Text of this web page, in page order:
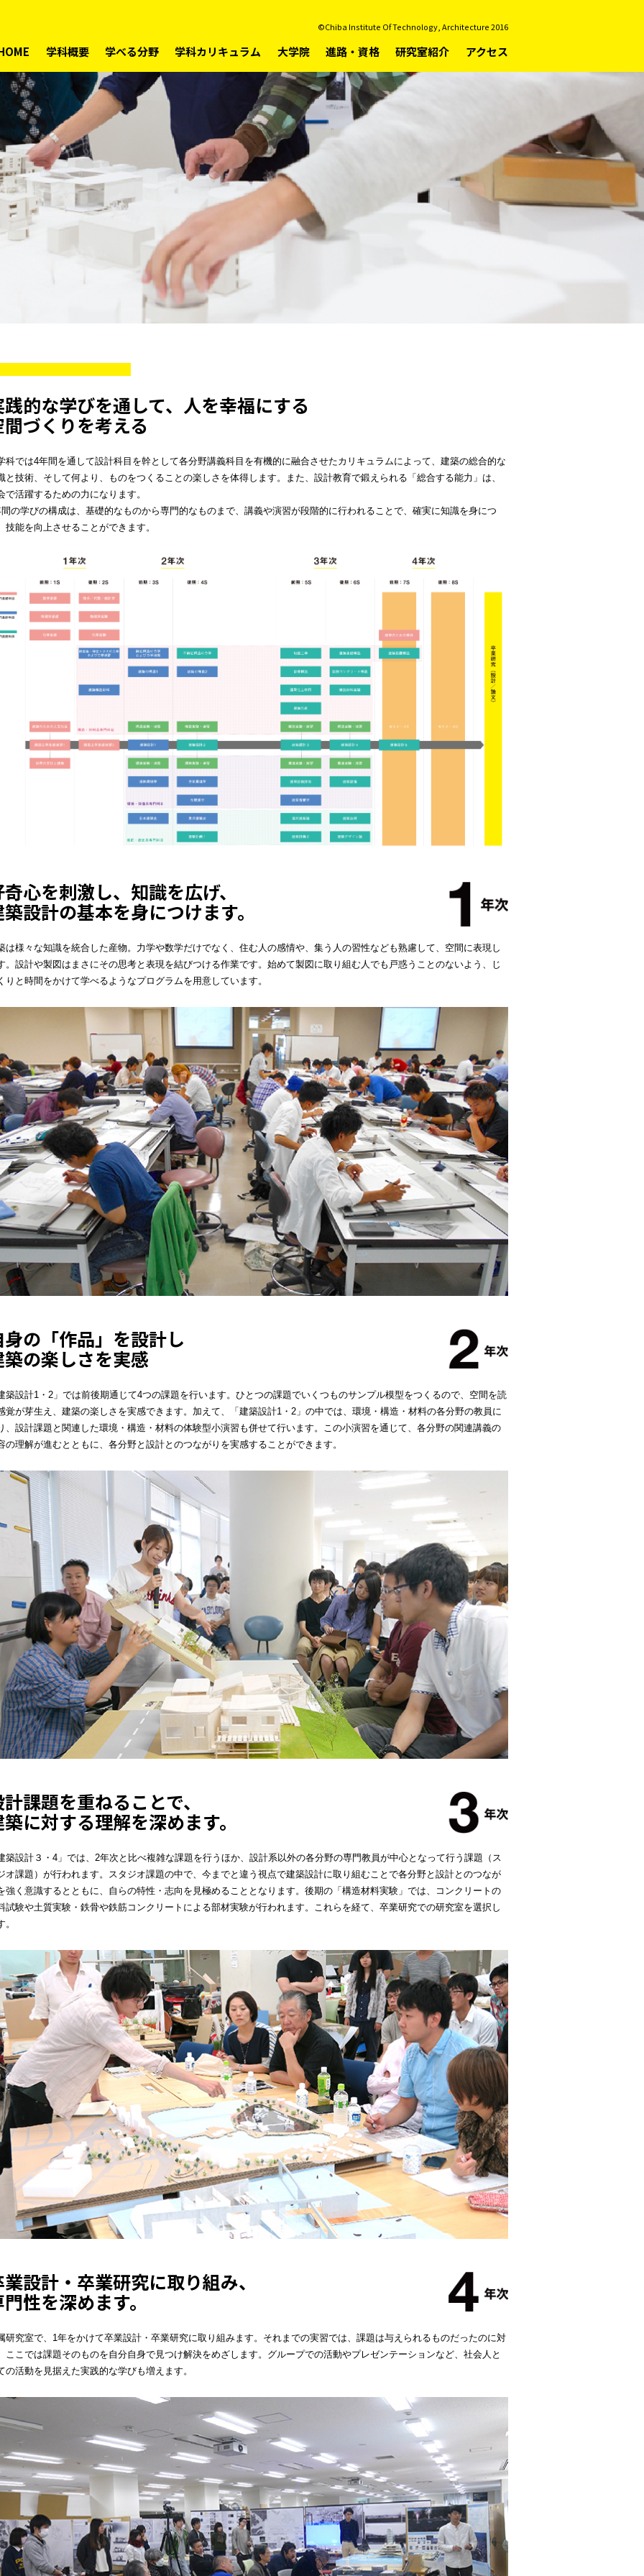
©Chiba Institute Of Technology, Architecture 2016
学科概要 学べる分野 学科カリキュラム 大学院 進路・資格 研究室紹介 アクセス
的な学びを通して、人を幸福にする
づくりを考える
科では4年間を通して設計科目を幹として各分野講義科目を有機的に融合させたカリキュラムによって、建築の総合的な
と技術、そして何より、ものをつくることの楽しさを体得します。また、設計教育で鍛えられる「総合する能力」は、
で活躍するための力になります。
の学びの構成は、基礎的なものから専門的なものまで、講義や演習が段階的に行われることで、確実に知識を身につ
技能を向上させることができます。
心を刺激し、知識を広げ、
設計の基本を身につけます。
は様々な知識を統合した産物。力学や数学だけでなく、住む人の感情や、集う人の習性なども熟慮して、空間に表現し
。設計や製図はまさにその思考と表現を結びつける作業です。始めて製図に取り組む人でも戸惑うことのないよう、じ
りと時間をかけて学べるようなプログラムを用意しています。
の「作品」を設計し
の楽しさを実感
築設計1・2」では前後期通じて4つの課題を行います。ひとつの課題でいくつものサンプル模型をつくるので、空間を読
覚が芽生え、建築の楽しさを実感できます。加えて、「建築設計1・2」の中では、環境・構造・材料の各分野の教員に
、設計課題と関連した環境・構造・材料の体験型小演習も併せて行います。この小演習を通じて、各分野の関連講義の
の理解が進むとともに、各分野と設計とのつながりを実感することができます。
課題を重ねることで、
に対する理解を深めます。
築設計３・4」では、2年次と比べ複雑な課題を行うほか、設計系以外の各分野の専門教員が中心となって行う課題（ス
オ課題）が行われます。スタジオ課題の中で、今までと違う視点で建築設計に取り組むことで各分野と設計とのつなが
強く意識するとともに、自らの特性・志向を見極めることとなります。後期の「構造材料実験」では、コンクリートの
試験や土質実験・鉄骨や鉄筋コンクリートによる部材実験が行われます。これらを経て、卒業研究での研究室を選択し
。
設計・卒業研究に取り組み、
性を深めます。
研究室で、1年をかけて卒業設計・卒業研究に取り組みます。それまでの実習では、課題は与えられるものだったのに対
ここでは課題そのものを自分自身で見つけ解決をめざします。グループでの活動やプレゼンテーションなど、社会人と
の活動を見据えた実践的な学びも増えます。